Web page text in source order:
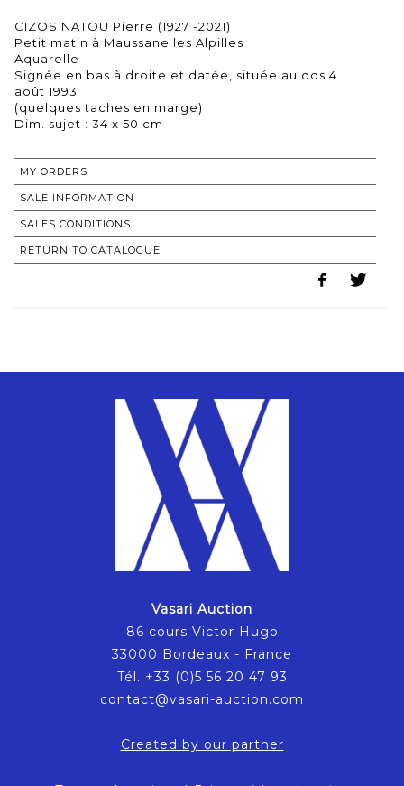
CIZOS NATOU Pierre (1927 -2021)
Petit matin à Maussane les Alpilles
Aquarelle
Signée en bas à droite et datée, située au dos 4
août 1993
(quelques taches en marge)
Dim. sujet : 34 x 50 cm
MY ORDERS
SALE INFORMATION
SALES CONDITIONS
RETURN TO CATALOGUE
Vasari Auction
86 cours Victor Hugo
33000 Bordeaux - France
Tél. +33 (0)5 56 20 47 93
contact@vasari-auction.com
Created by our partner